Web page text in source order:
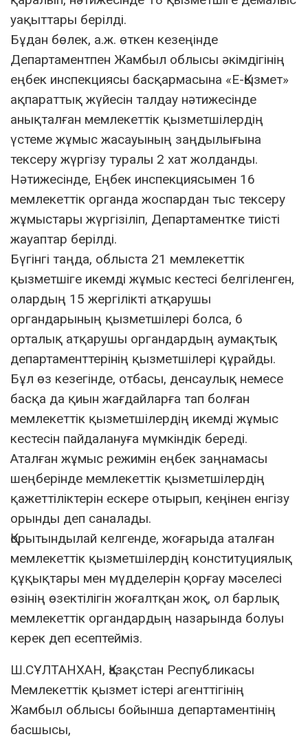
уақыттары берілді.
Бұдан бөлек, а.ж. өткен кезеңінде
Департаментпен Жамбыл облысы әкімдігінің
еңбек инспекциясы басқармасына «Е-Қызмет»
ақпараттық жүйесін талдау нәтижесінде
анықталған мемлекеттік қызметшілердің
үстеме жұмыс жасауының заңдылығына
тексеру жүргізу туралы 2 хат жолданды.
Нәтижесінде, Еңбек инспекциясымен 16
мемлекеттік органда жоспардан тыс тексеру
жұмыстары жүргізіліп, Департаментке тиісті
жауаптар берілді.
Бүгінгі таңда, облыста 21 мемлекеттік
қызметшіге икемді жұмыс кестесі белгіленген,
олардың 15 жергілікті атқарушы
органдарының қызметшілері болса, 6
орталық атқарушы органдардың аумақтық
департаменттерінің қызметшілері құрайды.
Бұл өз кезегінде, отбасы, денсаулық немесе
басқа да қиын жағдайларға тап болған
мемлекеттік қызметшілердің икемді жұмыс
кестесін пайдалануға мүмкіндік береді.
Аталған жұмыс режимін еңбек заңнамасы
шеңберінде мемлекеттік қызметшілердің
қажеттіліктерін ескере отырып, кеңінен енгізу
орынды деп саналады.
Қорытындылай келгенде, жоғарыда аталған
мемлекеттік қызметшілердің конституциялық
құқықтары мен мүдделерін қорғау мәселесі
өзінің өзектілігін жоғалтқан жоқ, ол барлық
мемлекеттік органдардың назарында болуы
керек деп есептейміз.
Ш.СҰЛТАНХАН, Қазақстан Республикасы
Мемлекеттік қызмет істері агенттігінің
Жамбыл облысы бойынша департаментінің
басшысы,